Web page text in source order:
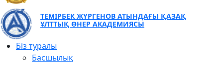
ТЕМІРБЕК ЖҮРГЕНОВ АТЫНДАҒЫ ҚАЗАҚ
ҰЛТТЫҚ ӨНЕР АКАДЕМИЯСЫ
Біз туралы
Басшылық